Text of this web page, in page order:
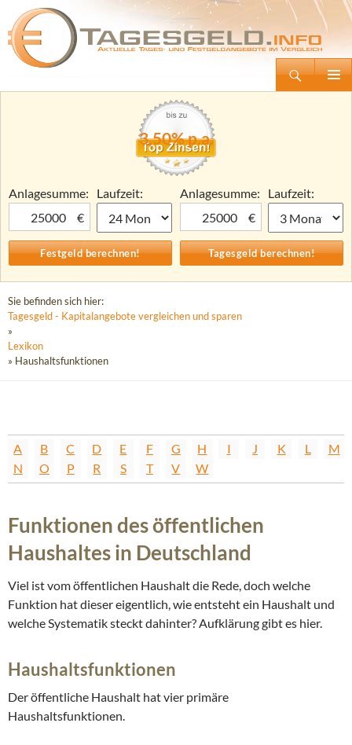
Tagesgeld.info – Tagesgeldkonten vergleichen und Tagesgeld-Zinsen berechnen
Zum
3,50% p.a.
Anlagesumme:
€
Laufzeit:
Anlagesumme:
€
Laufzeit:
Sie befinden sich hier:
Tagesgeld - Kapitalangebote vergleichen und sparen
»
Lexikon
» Haushaltsfunktionen
A B C D E F G H I J K L
M
N
O P R S T V W
Funktionen des öffentlichen
Haushaltes in Deutschland
Viel ist vom öffentlichen Haushalt die Rede, doch welche
Funktion hat dieser eigentlich, wie entsteht ein Haushalt und
welche Systematik steckt dahinter? Aufklärung gibt es hier.
Haushaltsfunktionen
Der öffentliche Haushalt hat vier primäre
Haushaltsfunktionen.